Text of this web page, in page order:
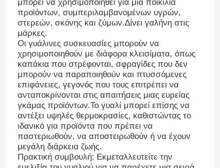
βάζα γυαλιού
Κύπελλα από γυαλί
Καπάκι μπουκαλιού βάζου
Γυάλινα είδη οικιακής χρήσης
μπορεί να χρησιμοποιηθεί για μια ποικιλία
προϊόντων, συμπεριλαμβανομένων υγρών,
στερεών, σκόνης και ζύμων.Δίνει γαλήνη στις
μάρκες.
Οι γυάλινες συσκευασίες μπορούν να
χρησιμοποιηθούν με διάφορα κλεισίματα, όπως
καπάκια που στρέφονται, σφραγίδες που δεν
μπορούν να παραποιηθούν και πτυσσόμενες
επιφάνειες, γεγονός που τους επιτρέπει να
ανταποκρίνονται στις απαιτήσεις μιας ευρείας
γκάμας προϊόντων.Το γυαλί μπορεί επίσης να
αντέξει υψηλές θερμοκρασίες, καθιστώντας το
ιδανικό για προϊόντα που πρέπει να
παστεριωθούν, να αποστειρωθούν ή να έχουν
μεγάλη διάρκεια ζωής.
Πρακτική συμβουλή: Εκμεταλλευτείτε την